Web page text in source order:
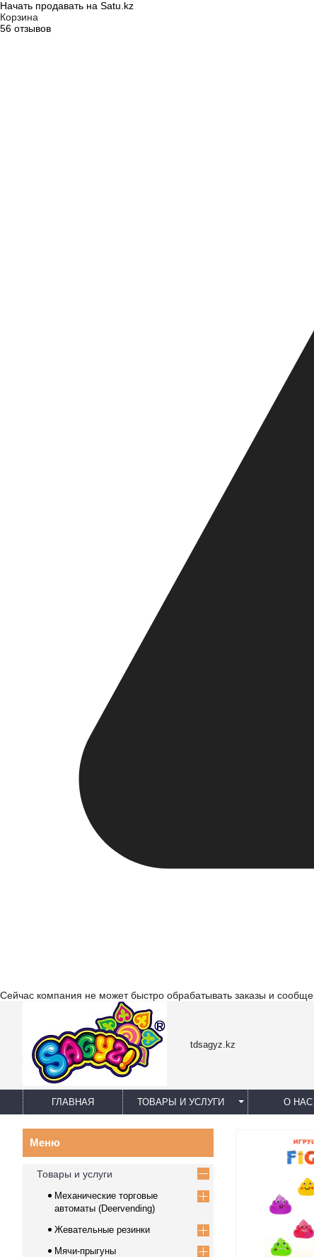
Начать продавать на Satu.kz
Корзина
56 отзывов
Сейчас компания не может быстро обрабатывать заказы и
tdsagyz.kz
ГЛАВНАЯ ТОВАРЫ И УСЛУГИ О НАС
Товары и услуги
Механические торговые
автоматы (Deervending)
Жевательные резинки
Мячи-прыгуны